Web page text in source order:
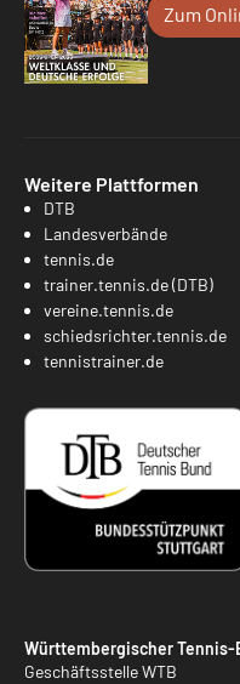
Zum
Weitere Plattformen
DTB
Landesverbände
tennis.de
trainer.tennis.de (DTB)
vereine.tennis.de
schiedsrichter.tennis.de
tennistrainer.de
Württembergischer Tennis-
Geschäftsstelle WTB